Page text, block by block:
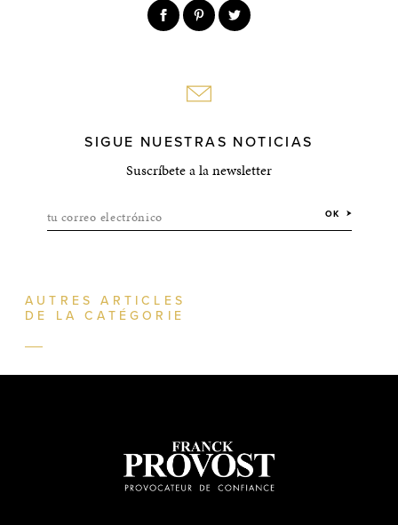
SIGUE NUESTRAS NOTICIAS
Suscríbete a la newsletter
tu correo electrónico OK
AUTRES ARTICLES
DE LA CATÉGORIE